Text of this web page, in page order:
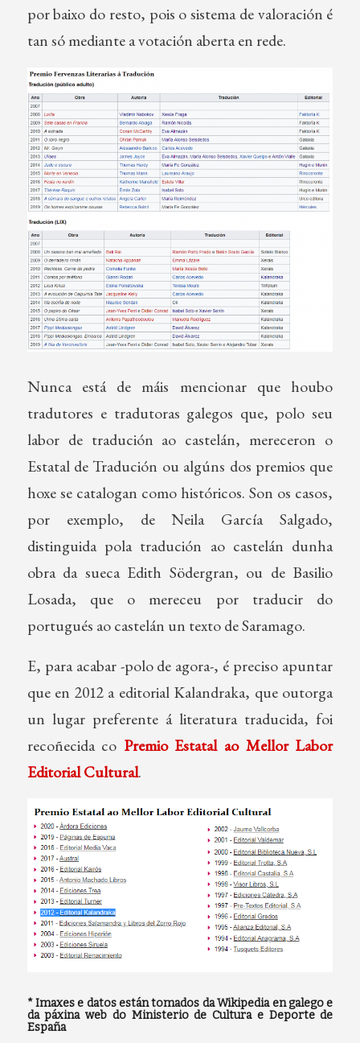
por baixo do resto, pois o sistema de valoración é
tan só mediante a votación aberta en rede.
Nunca está de máis mencionar que houbo
tradutores e tradutoras galegos que, polo seu
labor de tradución ao castelán, mereceron o
Estatal de Tradución ou algúns dos premios que
hoxe se catalogan como históricos. Son os casos,
por exemplo, de Neila García Salgado,
distinguida pola tradución ao castelán dunha
obra da sueca Edith Södergran, ou de Basilio
Losada, que o mereceu por traducir do
portugués ao castelán un texto de Saramago.
E, para acabar -polo de agora-, é preciso apuntar
que en 2012 a editorial Kalandraka, que outorga
un lugar preferente á literatura traducida, foi
recoñecida co Premio Estatal ao Mellor Labor
Editorial Cultural.
* Imaxes e datos están tomados da Wikipedia en galego e
da páxina web do Ministerio de Cultura e Deporte de
España